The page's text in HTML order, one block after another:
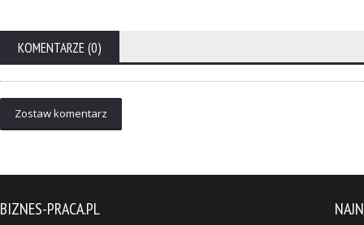
KOMENTARZE (0)
Zostaw komentarz
BIZNES-PRACA.PL